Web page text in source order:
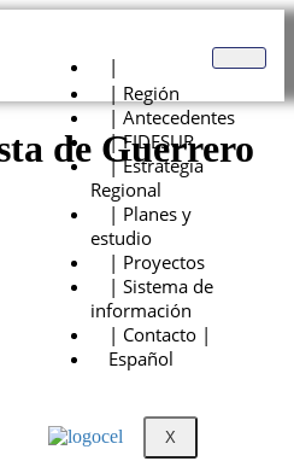
|
| Región
| Antecedentes
| FIDESUR
| Estrategia
Regional
| Planes y
estudio
| Proyectos
| Sistema de
información
| Contacto |
Español
X
de Guerrero